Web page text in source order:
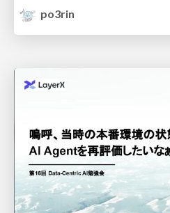
po3rin